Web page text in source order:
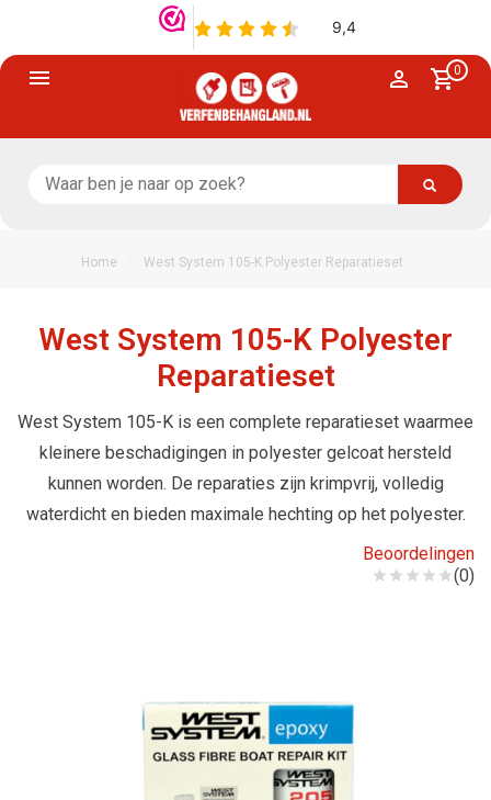
0
Home West System 105-K Polyester Reparatieset
West System 105-K Polyester
Reparatieset
West System 105-K is een complete reparatieset waarmee
kleinere beschadigingen in polyester gelcoat hersteld
kunnen worden. De reparaties zijn krimpvrij, volledig
waterdicht en bieden maximale hechting op het polyester.
Beoordelingen
(0)